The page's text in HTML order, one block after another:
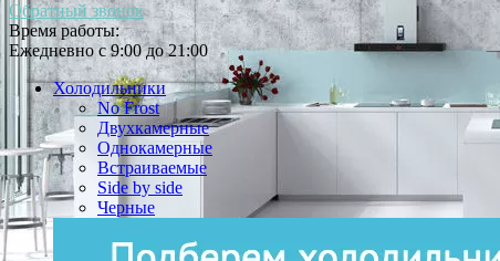
Обратный звонок
Время работы:
Ежедневно с 9:00 до 21:00
Холодильники
No Frost
Двухкамерные
Однокамерные
Встраиваемые
Side by side
Черные